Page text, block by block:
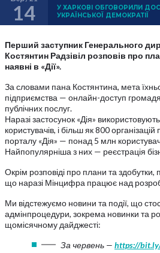
14
У ХАРКОВІ ОБГОВОРИЛИ
УКРАЇНСЬКОЇ ДЕМОКРАТІЇ
Перший заступник Генерального
Костянтин Радзівіл розповів про
наявні в «Дії».
За словами пана Костянтина, мета
підприємства — онлайн-доступ
публічних послуг.
Наразі застосунок «Дія»
користувачів, і більш як 800
порталу «Дія» — понад 5 млн
Найпопулярніша з них — реєстрація
Окрім розповіді про плани та здобутки,
що наразі Мінцифра працює над
Ми відстежуємо новини та події, що
адмінпроцедури, зокрема новинки та
щомісячному дайджесті:
За червень — https://